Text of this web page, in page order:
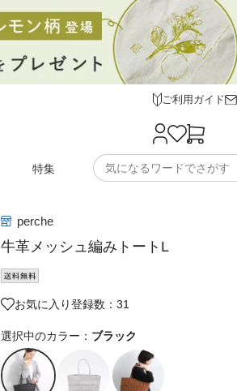
ご利用ガイド
特集
perche
牛革メッシュ編みトートL
お気に入り登録数：31
選択中のカラー： ブラック